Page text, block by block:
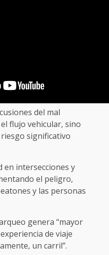
del mal
flujo vehicular, sino
significativo
en intersecciones y
el peligro,
y las personas
genera “mayor
de viaje
un carril”.